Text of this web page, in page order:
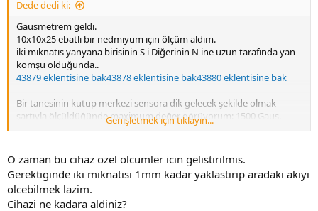
Dede dedi ki:
Gausmetrem geldi.
10x10x25 ebatlı bir nedmiyum için ölçüm aldım.
iki mıknatıs yanyana birisinin S i Diğerinin N ine uzun tarafında yan
komşu olduğunda..
43879 eklentisine bak43878 eklentisine bak43880 eklentisine bak
Bir tanesinin kutup merkezi sensora dik gelecek şekilde olmak
şartıyla ölçüldüğünde maximum değer görüyorum: 1500 Gaus.
Ancak yan yana değilde tek başına olursa 1800 gaus gibi bir değer
43881 eklentisine bak
43882 eklentisine bak
Ancak sensorun kullanımı bana oldukça ters geldi.
Manyetik alan cizgilerinin yaklaşık 8mm uzaklıktan dikine hall
sensoru kesmesi gerekiyormuş.
Genişletmek için tıklayın...
O zaman bu cihaz ozel olcumler icin gelistirilmis.
Gerektiginde iki miknatisi 1mm kadar yaklastirip aradaki akiyi
olcebilmek lazim.
Cihazi ne kadara aldiniz?